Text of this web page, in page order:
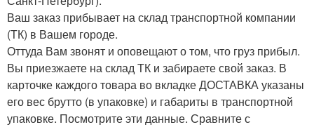
Ваш заказ прибывает на склад транспортной компании
(ТК) в Вашем городе.
Оттуда Вам звонят и оповещают о том, что груз прибыл.
Вы приезжаете на склад ТК и забираете свой заказ. В
карточке каждого товара во вкладке ДОСТАВКА указаны
его вес брутто (в упаковке) и габариты в транспортной
упаковке. Посмотрите эти данные. Сравните с